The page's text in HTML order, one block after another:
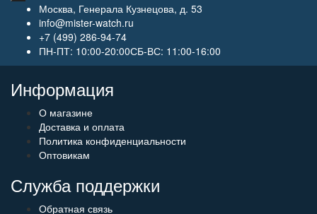
Москва, Генерала Кузнецова, д. 53
info@mister-watch.ru
+7 (499) 286-94-74
ПН-ПТ: 10:00-20:00СБ-ВС: 11:00-16:00
Информация
О магазине
Доставка и оплата
Политика конфиденциальности
Оптовикам
Служба поддержки
Обратная связь